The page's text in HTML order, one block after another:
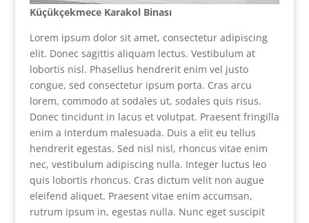
Küçükçekmece Karakol Binası
Lorem ipsum dolor sit amet, consectetur adipiscing
elit. Donec sagittis aliquam lectus. Vestibulum at
lobortis nisl. Phasellus hendrerit enim vel justo
congue, sed consectetur ipsum porta. Cras arcu
lorem, commodo at sodales ut, sodales quis risus.
Donec tincidunt in lacus et volutpat. Praesent fringilla
enim a interdum malesuada. Duis a elit eu tellus
hendrerit egestas. Sed nisl nisl, rhoncus vitae enim
nec, vestibulum adipiscing nulla. Integer luctus leo
quis lobortis rhoncus. Cras dictum velit non augue
eleifend aliquet. Praesent vitae enim accumsan,
rutrum ipsum in, egestas nulla. Nunc eget suscipit